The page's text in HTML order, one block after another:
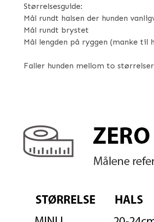
Størrelsesguide:
Mål rundt halsen der hunden
Mål rundt brystet
Mål lengden på ryggen (manke til
Faller hunden mellom to